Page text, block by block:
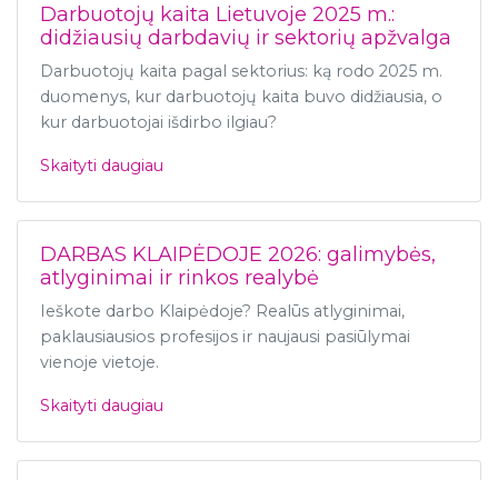
Darbuotojų kaita Lietuvoje 2025 m.:
didžiausių darbdavių ir sektorių apžvalga
Darbuotojų kaita pagal sektorius: ką rodo 2025 m.
duomenys, kur darbuotojų kaita buvo didžiausia, o
kur darbuotojai išdirbo ilgiau?
Skaityti daugiau
DARBAS KLAIPĖDOJE 2026: galimybės,
atlyginimai ir rinkos realybė
Ieškote darbo Klaipėdoje? Realūs atlyginimai,
paklausiausios profesijos ir naujausi pasiūlymai
vienoje vietoje.
Skaityti daugiau